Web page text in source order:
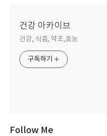
건강 아카이브
건강, 식품, 약초,효능
구독하기
Follow Me